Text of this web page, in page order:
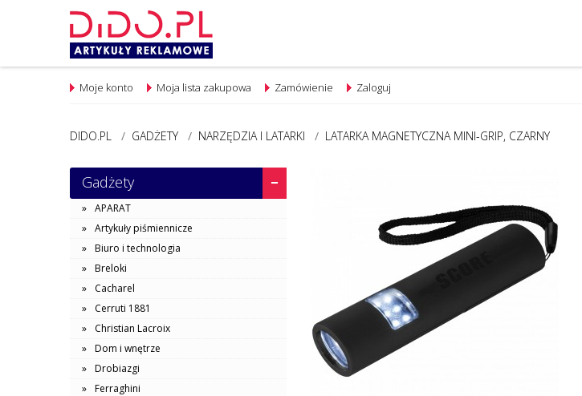
Zaloguj
Moje konto Moja lista zakupowa Zamówienie
DIDO.PL / GADŻETY / NARZĘDZIA I LATARKI / LATARKA MAGNETYCZNA MINI-GRIP, CZARNY
Gadżety
APARAT
Artykuły piśmiennicze
Biuro i technologia
Breloki
Cacharel
Cerruti 1881
Christian Lacroix
Dom i wnętrze
Drobiazgi
Ferraghini